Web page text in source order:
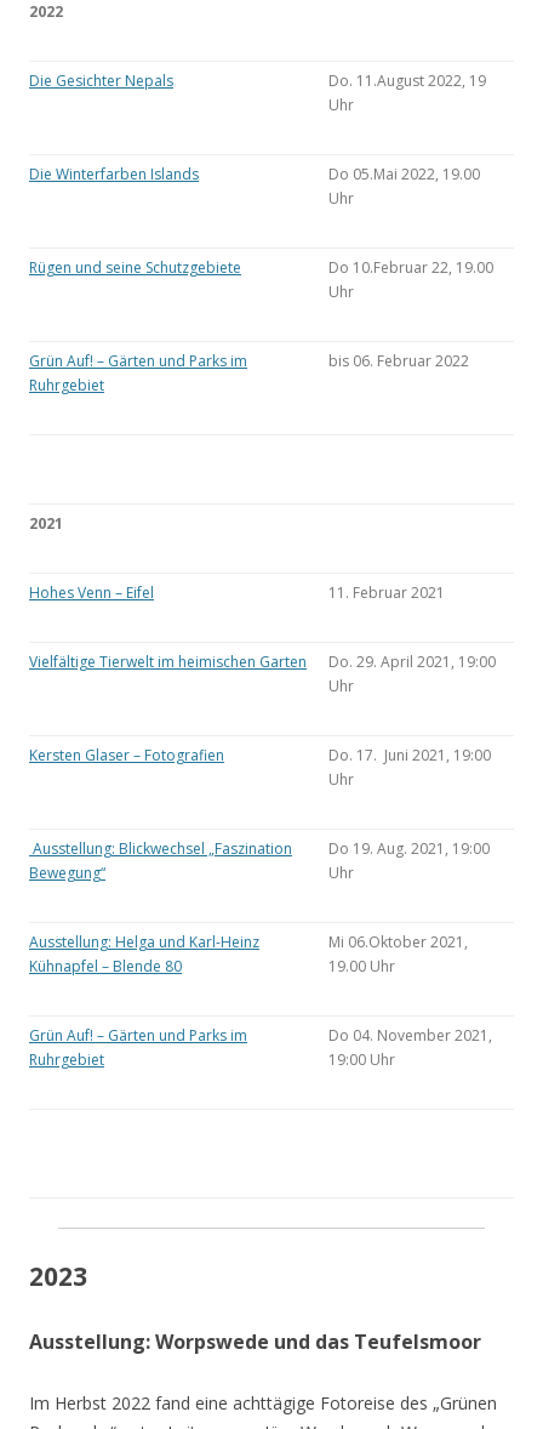
2022
Die Gesichter Nepals
Do. 11.August 2022, 19
Uhr
Die Winterfarben Islands
Do 05.Mai 2022, 19.00
Uhr
Rügen und seine Schutzgebiete
Do 10.Februar 22, 19.00
Uhr
Grün Auf! – Gärten und Parks im
Ruhrgebiet
bis 06. Februar 2022
2021
Hohes Venn – Eifel 11. Februar 2021
Vielfältige Tierwelt im heimischen Garten
Do. 29. April 2021, 19:00
Uhr
Kersten Glaser – Fotografien
Do. 17. Juni 2021, 19:00
Uhr
Ausstellung: Blickwechsel „Faszination
Bewegung“
Do 19. Aug. 2021, 19:00
Uhr
Ausstellung: Helga und Karl-Heinz
Kühnapfel – Blende 80
Mi 06.Oktober 2021,
19.00 Uhr
Grün Auf! – Gärten und Parks im
Ruhrgebiet
Do 04. November 2021,
19:00 Uhr
2023
Ausstellung: Worpswede und das Teufelsmoor
Im Herbst 2022 fand eine achttägige Fotoreise des „Grünen